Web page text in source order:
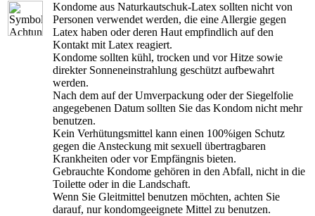
Kondome aus Naturkautschuk-Latex sollten nicht von
Personen verwendet werden, die eine Allergie gegen
Latex haben oder deren Haut empfindlich auf den
Kontakt mit Latex reagiert.
Kondome sollten kühl, trocken und vor Hitze sowie
direkter Sonneneinstrahlung geschützt aufbewahrt
werden.
Nach dem auf der Umverpackung oder der Siegelfolie
angegebenen Datum sollten Sie das Kondom nicht mehr
benutzen.
Kein Verhütungsmittel kann einen 100%igen Schutz
gegen die Ansteckung mit sexuell übertragbaren
Krankheiten oder vor Empfängnis bieten.
Gebrauchte Kondome gehören in den Abfall, nicht in die
Toilette oder in die Landschaft.
Wenn Sie Gleitmittel benutzen möchten, achten Sie
darauf, nur kondomgeeignete Mittel zu benutzen.